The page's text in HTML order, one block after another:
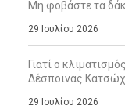
Μη φοβάστε τα
29 Ιουλίου 2026
Γιατί ο
Δέσποινας
29 Ιουλίου 2026